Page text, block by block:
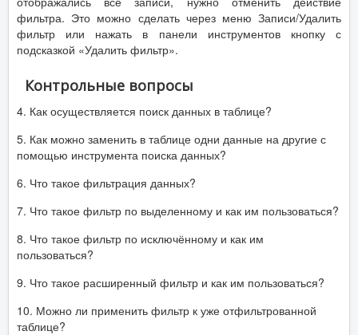
фильтра. Это можно сделать через меню Записи/Удалить
фильтр или нажать в панели инструментов кнопку с
подсказкой «Удалить фильтр».
Контрольные вопросы
4. Как осуществляется поиск данных в таблице?
5. Как можно заменить в таблице одни данные на другие с
помощью инструмента поиска данных?
6. Что такое фильтрация данных?
7. Что такое фильтр по выделенному и как им пользоваться?
8. Что такое фильтр по исключённому и как им
пользоваться?
9. Что такое расширенный фильтр и как им пользоваться?
10. Можно ли применить фильтр к уже отфильтрованной
таблице?